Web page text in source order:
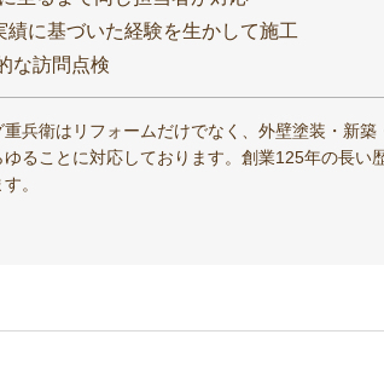
績に基づいた経験を生かして施工
な訪問点検
兵衛はリフォームだけでなく、外壁塗装・新
ることに対応しております。創業125年の長い
。